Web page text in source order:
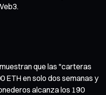
que las "carteras
ETH en solo dos semanas y
alcanza los 190